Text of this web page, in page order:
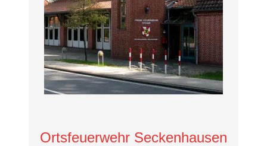
Ortsfeuerwehr Seckenhausen